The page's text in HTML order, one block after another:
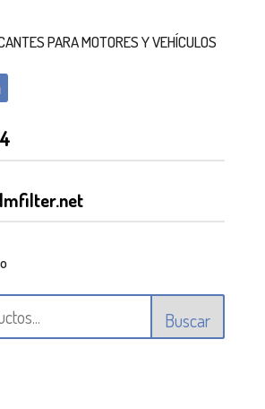
PARA MOTORES Y VEHÍCULOS
Buscar